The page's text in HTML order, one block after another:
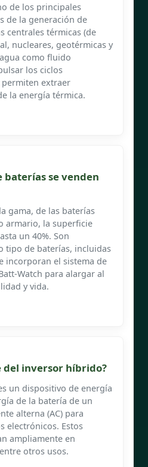
de los principales
de la generación de
centrales térmicas (de
nucleares, geotérmicas y
como fluido
los ciclos
extraer
la energía térmica.
baterías se venden
gama, de las baterías
armario, la superficie
un 40%. Son
tipo de baterías, incluidas
incorporan el sistema de
Watch para alargar al
y vida.
del inversor híbrido?
un dispositivo de energía
de la batería de un
alterna (AC) para
electrónicos. Estos
ampliamente en
otros usos.